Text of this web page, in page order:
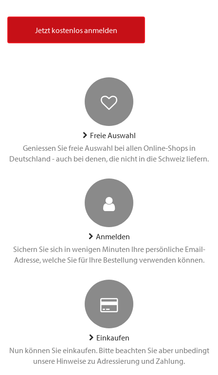
Jetzt kostenlos anmelden
Freie Auswahl
Geniessen Sie freie Auswahl bei allen Online-Shops in
Deutschland - auch bei denen, die nicht in die Schweiz liefern.
Anmelden
Sichern Sie sich in wenigen Minuten Ihre persönliche Email-
Adresse, welche Sie für Ihre Bestellung verwenden können.
Einkaufen
Nun können Sie einkaufen. Bitte beachten Sie aber unbedingt
unsere Hinweise zu Adressierung und Zahlung.